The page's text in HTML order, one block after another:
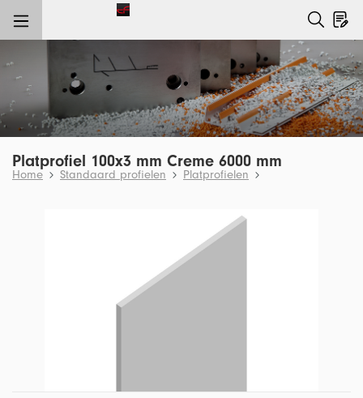
Platprofiel 100x3 mm Creme 6000 mm
Home Standaard profielen Platprofielen